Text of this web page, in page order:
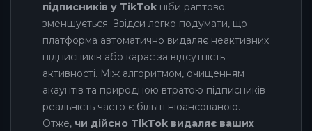
підписників у TikTok ніби раптово
зменшується. Звідси легко подумати, що
платформа автоматично видаляє неактивних
підписників або карає за відсутність
активності. Між алгоритмом, очищенням
акаунтів та природною втратою підписників
реальність часто є більш нюансованою.
Отже, чи дійсно TikTok видаляє ваших